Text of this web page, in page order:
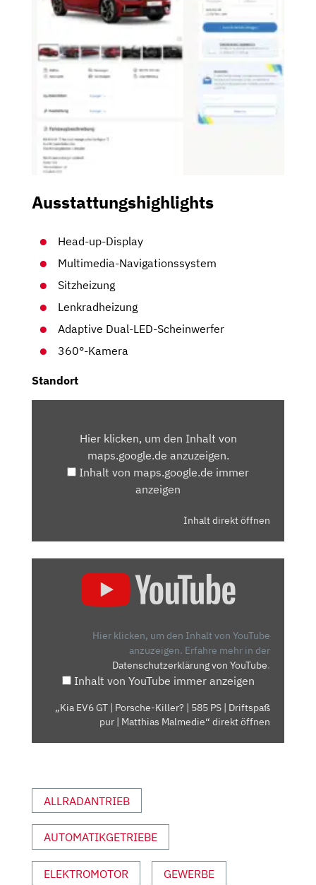
Ausstattungshighlights
Head-up-Display
Multimedia-Navigationssystem
Sitzheizung
Lenkradheizung
Adaptive Dual-LED-Scheinwerfer
360°-Kamera
Standort
MAPS.GOOGLE.DEHier klicken, um den Inhalt von
maps.google.de anzuzeigen.
Inhalt von maps.google.de immer
anzeigen
Inhalt direkt öffnen
ATTHIAS M
ALMEDIE“ V
OUTUBE A
NZEIGEN
Hier klicken, um den Inhalt von YouTube
anzuzeigen. Erfahre mehr in der
Datenschutzerklärung von YouTube.
Inhalt von YouTube immer anzeigen
„Kia EV6 GT | Porsche-Killer? | 585 PS | Driftspaß
pur | Matthias Malmedie“ direkt öffnen
ALLRADANTRIEB
AUTOMATIKGETRIEBE
ELEKTROMOTOR GEWERBE